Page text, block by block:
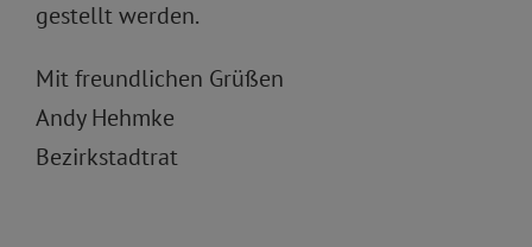
gestellt werden.
Mit freundlichen Grüßen
Andy Hehmke
Bezirkstadtrat